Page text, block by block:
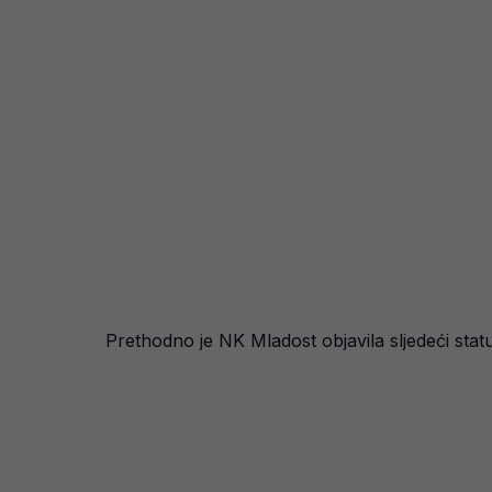
Prethodno je NK Mladost objavila sljedeći